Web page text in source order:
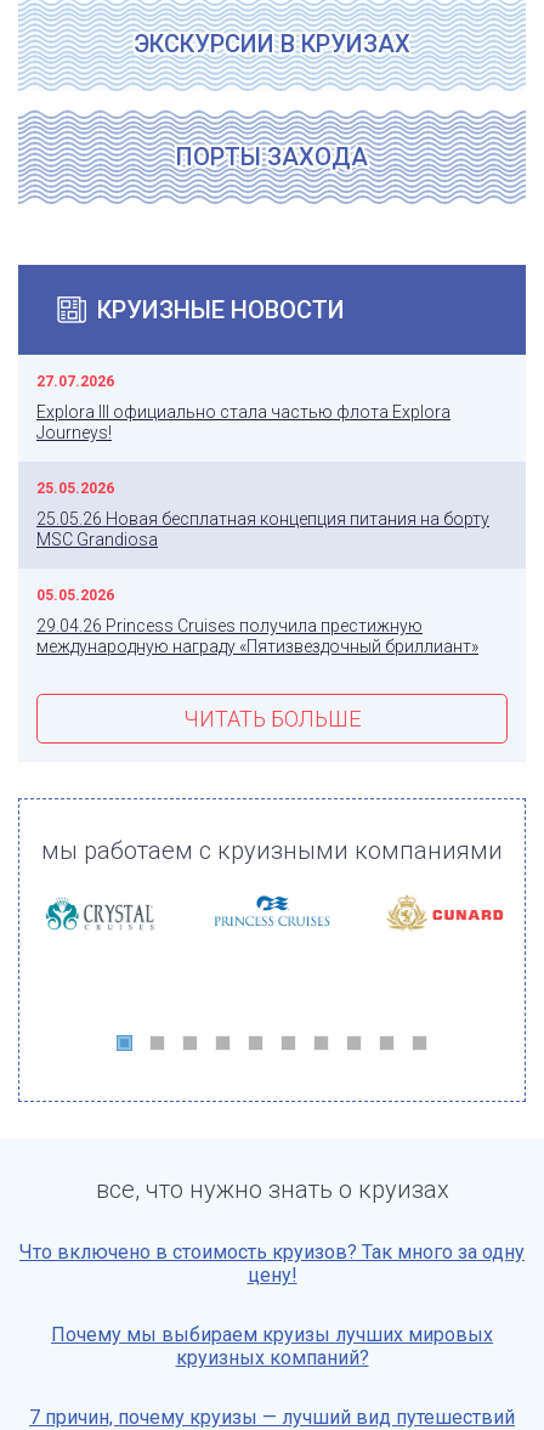
ЭКСКУРСИИ В КРУИЗАХ
ПОРТЫ ЗАХОДА
КРУИЗНЫЕ НОВОСТИ
27.07.2026
Explora III официально стала частью флота Explora
Journeys!
25.05.2026
25.05.26 Новая бесплатная концепция питания на борту
MSC Grandiosa
05.05.2026
29.04.26 Princess Cruises получила престижную
международную награду «Пятизвездочный бриллиант»
ЧИТАТЬ БОЛЬШЕ
мы работаем с круизными компаниями
все, что нужно знать о круизах
Что включено в стоимость круизов? Так много за одну
цену!
Почему мы выбираем круизы лучших мировых
круизных компаний?
7 причин, почему круизы — лучший вид путешествий